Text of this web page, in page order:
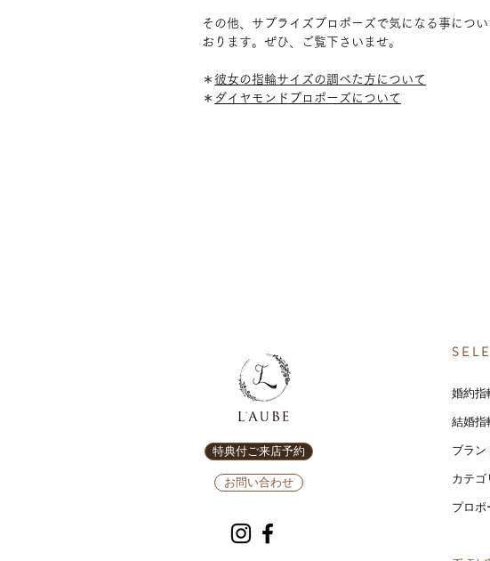
その他、サプライズプロポーズで気になる事につ
おります。ぜひ、ご覧下さいませ。
＊ 彼女の指輪サイズの調べた方について
＊ ダイヤモンドプロポーズについて
特典付ご来店予約
お問い合わせ
婚約指
結婚指
ブラン
カテゴ
プロポ